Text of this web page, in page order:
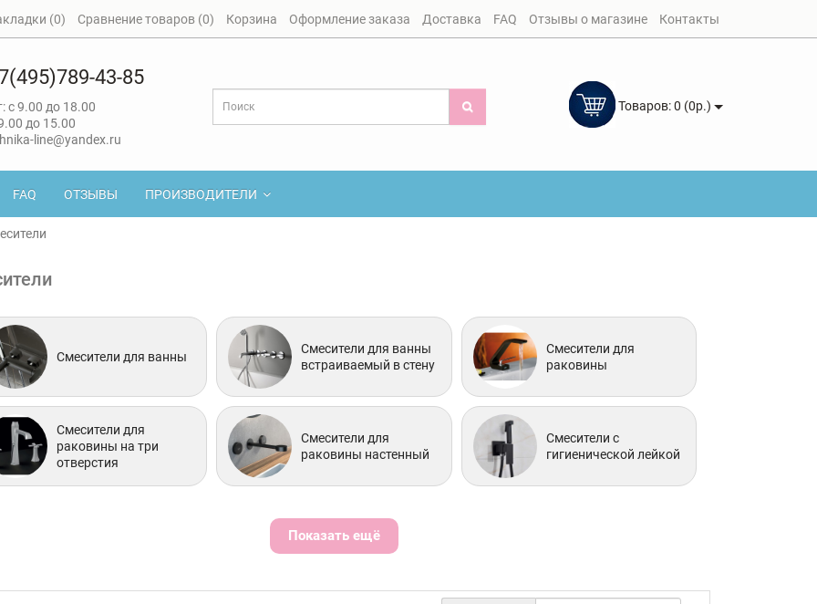
(0) Сравнение товаров (0) Корзина Оформление заказа Доставка FAQ Отзывы о магазине Контакты
43-85
с 9.00 до 18.00
до 15.00
line@yandex.ru
Товаров: 0 (0р.)
FAQ ОТЗЫВЫ ПРОИЗВОДИТЕЛИ
Смесители для ванны
Смесители для ванны
встраиваемый в стену
Смесители для
раковины
Смесители для
раковины на три
отверстия
Смесители для
раковины настенный
Смесители с
гигиенической лейкой
Показать ещё